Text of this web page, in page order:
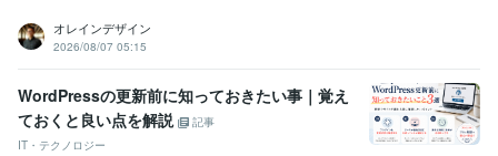
オレインデザイン
2026/08/07 05:15
WordPressの更新前に知っておきたい事｜覚え
ておくと良い点を解説
記事
IT・テクノロジー